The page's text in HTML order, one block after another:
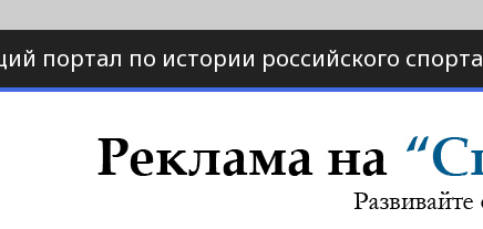
портал по истории российского спорта
страна.ру
по истории спорта